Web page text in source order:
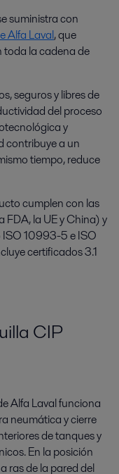
suministra con
Alfa Laval, que
la cadena de
seguros y libres de
del proceso
y
contribuye a un
tiempo, reduce
cumplen con las
FDA, la UE y China) y
ISO 10993-5 e ISO
certificados 3.1
CIP
Alfa Laval funciona
neumática y cierre
de tanques y
En la posición
ras de la pared del